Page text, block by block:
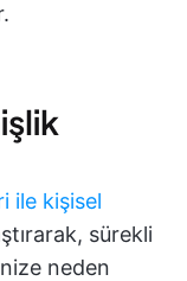
ile kişisel
sürekli
neden